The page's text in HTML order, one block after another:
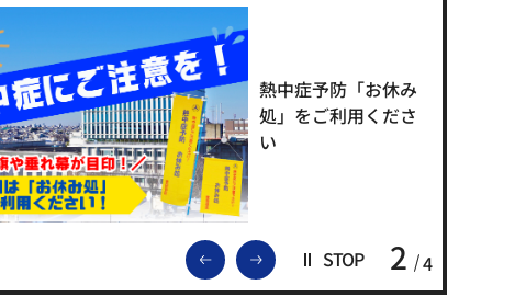
前のスライドを表示
次のスライドを表示
STOP 2 4
熱中症予防「お休み
処」をご利用くださ
い